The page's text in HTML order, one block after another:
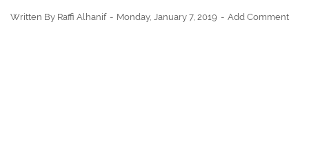
Written By Raffi Alhanif Monday, January 7, 2019 Add Comment